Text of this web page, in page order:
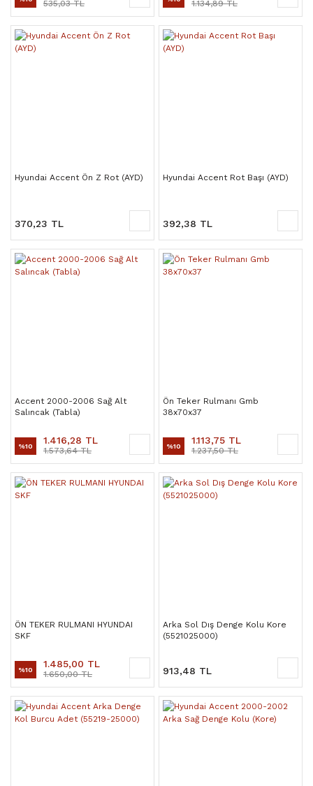
535,03 TL 1.134,89 TL
Hyundai Accent Ön Z Rot (AYD)
370,23 TL
Hyundai Accent Rot Başı (AYD)
392,38 TL
Accent 2000-2006 Sağ Alt
Salıncak (Tabla)
%10 1.416,28 TL
1.573,64 TL
Ön Teker Rulmanı Gmb
38x70x37
%10 1.113,75 TL
1.237,50 TL
ÖN TEKER RULMANI HYUNDAI
SKF
%10 1.485,00 TL
1.650,00 TL
Arka Sol Dış Denge Kolu Kore
(5521025000)
913,48 TL